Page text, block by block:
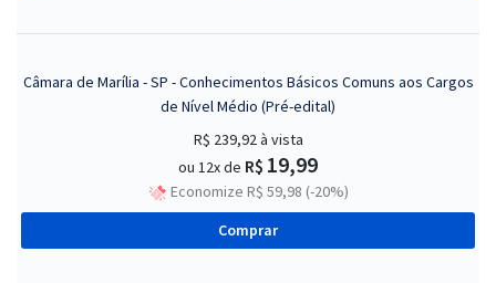
Câmara de Marília - SP - Conhecimentos Básicos Comuns aos Cargos
de Nível Médio (Pré-edital)
R$ 239,92à vista
ou 12x de R$ 19,99
Economize R$ 59,98 (-20%)
Comprar